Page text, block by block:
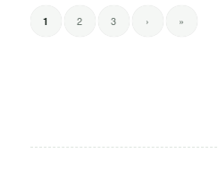
1 2 3 › »